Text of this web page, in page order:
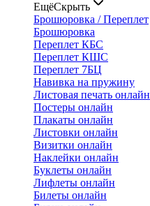
ЕщёСкрыть
Брошюровка / Переплет
Брошюровка
Переплет КБС
Переплет КШС
Переплет 7БЦ
Навивка на пружину
Листовая печать онлайн
Постеры онлайн
Плакаты онлайн
Листовки онлайн
Визитки онлайн
Наклейки онлайн
Буклеты онлайн
Лифлеты онлайн
Билеты онлайн